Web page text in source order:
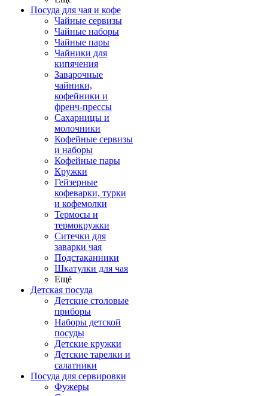
Посуда для чая и кофе
Чайные сервизы
Чайные наборы
Чайные пары
Чайники для
кипячения
Заварочные
чайники,
кофейники и
френч-прессы
Сахарницы и
молочники
Кофейные сервизы
и наборы
Кофейные пары
Кружки
Гейзерные
кофеварки, турки
и кофемолки
Термосы и
термокружки
Ситечки для
заварки чая
Подстаканники
Шкатулки для чая
Ещё
Детская посуда
Детские столовые
приборы
Наборы детской
посуды
Детские кружки
Детские тарелки и
салатники
Посуда для сервировки
Фужеры